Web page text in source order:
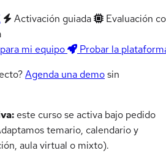
Activación guiada
Evaluación
mi equipo
Probar la
Agenda una demosin
este curso se activa bajo pedido
temario, calendario y
aula virtual o mixto).